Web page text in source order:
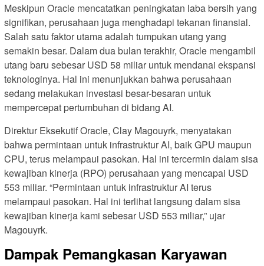
Meskipun Oracle mencatatkan peningkatan laba bersih yang
signifikan, perusahaan juga menghadapi tekanan finansial.
Salah satu faktor utama adalah tumpukan utang yang
semakin besar. Dalam dua bulan terakhir, Oracle mengambil
utang baru sebesar USD 58 miliar untuk mendanai ekspansi
teknologinya. Hal ini menunjukkan bahwa perusahaan
sedang melakukan investasi besar-besaran untuk
mempercepat pertumbuhan di bidang AI.
Direktur Eksekutif Oracle, Clay Magouyrk, menyatakan
bahwa permintaan untuk infrastruktur AI, baik GPU maupun
CPU, terus melampaui pasokan. Hal ini tercermin dalam sisa
kewajiban kinerja (RPO) perusahaan yang mencapai USD
553 miliar. “Permintaan untuk infrastruktur AI terus
melampaui pasokan. Hal ini terlihat langsung dalam sisa
kewajiban kinerja kami sebesar USD 553 miliar,” ujar
Magouyrk.
Dampak Pemangkasan Karyawan